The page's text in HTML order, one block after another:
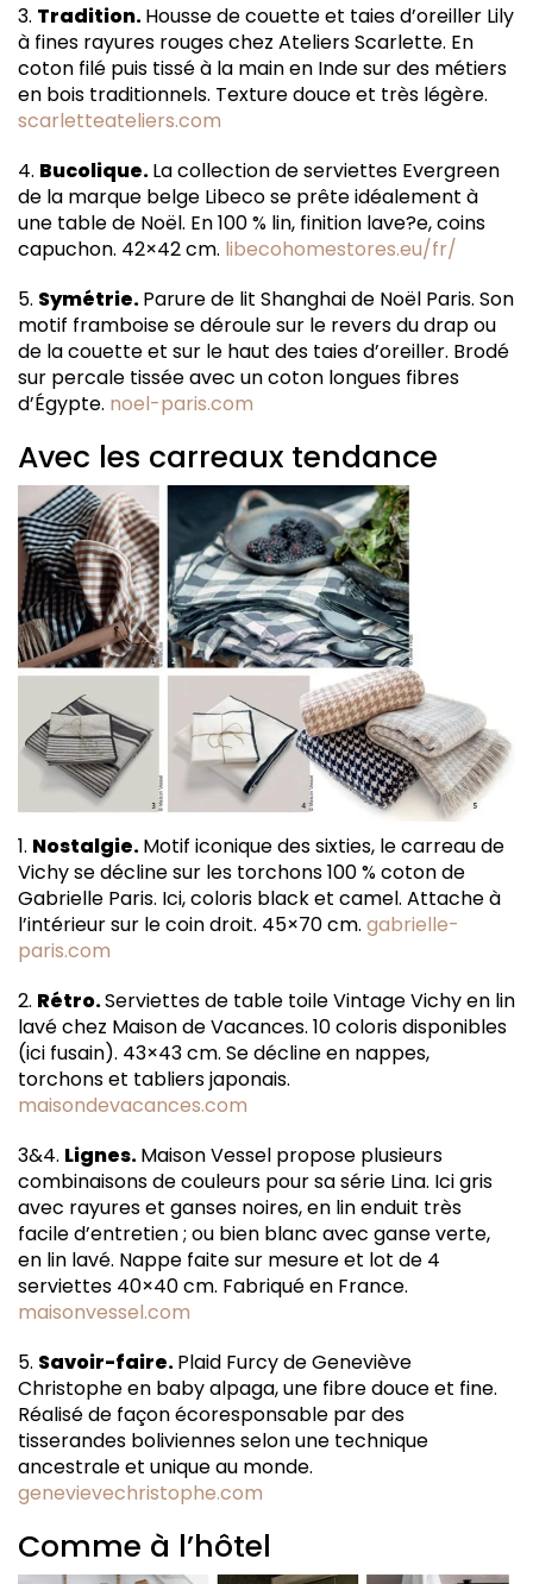
3. Tradition.Housse de couette et taies d’oreiller Lily
à fines rayures rouges chez Ateliers Scarlette. En
coton filé puis tissé à la main en Inde sur des métiers
en bois traditionnels. Texture douce et très légère.
scarletteateliers.com
4. Bucolique.La collection de serviettes Evergreen
de la marque belge Libeco se prête idéalement à
une table de Noël. En 100 % lin, finition lave?e, coins
capuchon. 42×42 cm. libecohomestores.eu/fr/
5. Symétrie.Parure de lit Shanghai de Noël Paris. Son
motif framboise se déroule sur le revers du drap ou
de la couette et sur le haut des taies d’oreiller. Brodé
sur percale tissée avec un coton longues fibres
d’Égypte. noel-paris.com
Avec les carreaux tendance
1. Nostalgie.Motif iconique des sixties, le carreau de
Vichy se décline sur les torchons 100 % coton de
Gabrielle Paris. Ici, coloris black et camel. Attache à
l’intérieur sur le coin droit. 45×70 cm. gabrielle-
paris.com
2. Rétro.Serviettes de table toile Vintage Vichy en lin
lavé chez Maison de Vacances. 10 coloris disponibles
(ici fusain). 43×43 cm. Se décline en nappes,
torchons et tabliers japonais.
maisondevacances.com
3&4. Lignes.Maison Vessel propose plusieurs
combinaisons de couleurs pour sa série Lina. Ici gris
avec rayures et ganses noires, en lin enduit très
facile d’entretien ; ou bien blanc avec ganse verte,
en lin lavé. Nappe faite sur mesure et lot de 4
serviettes 40×40 cm. Fabriqué en France.
maisonvessel.com
5. Savoir-faire.Plaid Furcy de Geneviève
Christophe en baby alpaga, une fibre douce et fine.
Réalisé de façon écoresponsable par des
tisserandes boliviennes selon une technique
ancestrale et unique au monde.
genevievechristophe.com
Comme à l’hôtel